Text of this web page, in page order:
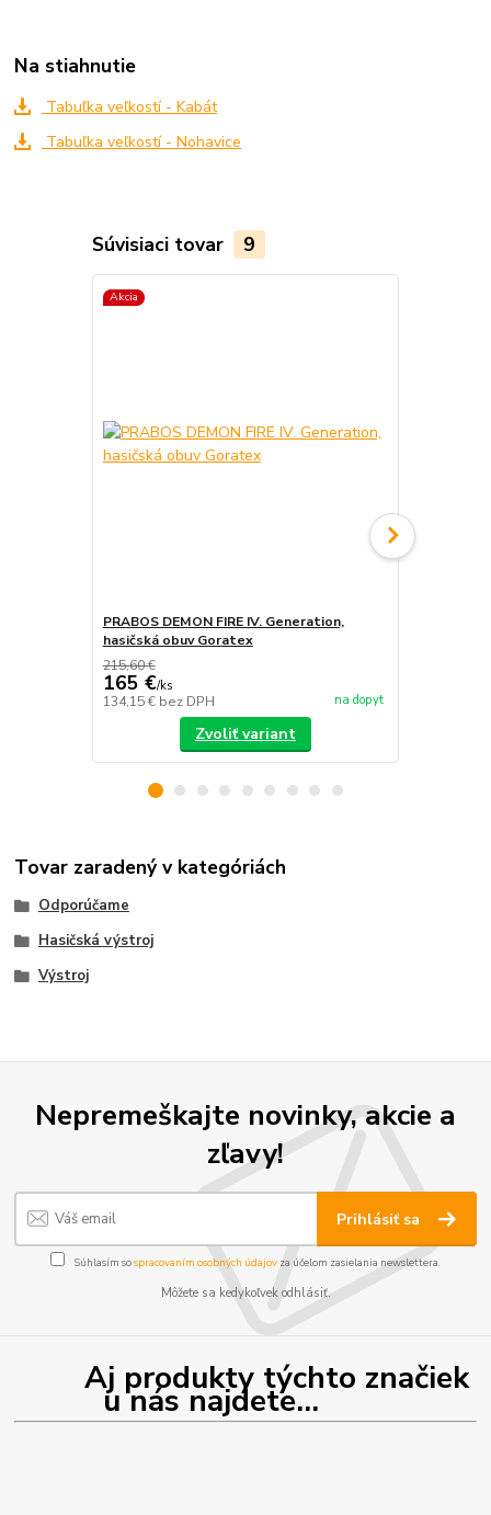
Na stiahnutie
Tabuľka veľkostí - Kabát
Tabuľka veľkostí - Nohavice
Súvisiaci tovar 9
Akcia
PRABOS DEMON FIRE IV. Generation,
hasičská obuv Goratex
215,60 €
165 €/ks
134,15 € bez DPH na dopyt
Zvoliť variant
Tovar zaradený v kategóriách
Odporúčame
Hasičská výstroj
Výstroj
Nepremeškajte novinky, akcie a
zľavy!
Prihlásiť sa
Súhlasím sospracovaním osobných údajov za účelom zasielania newslettera.
Môžete sa kedykoľvek odhlásiť.
Aj produkty týchto značiek
u nás najdete...